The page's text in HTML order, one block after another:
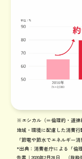
※エシカル（＝倫理的・道徳
地域・環境に配慮した消費行
「節電や節水でエネルギー
*出典：消費者庁による「倫
告書｜2020年2月28日 （抜